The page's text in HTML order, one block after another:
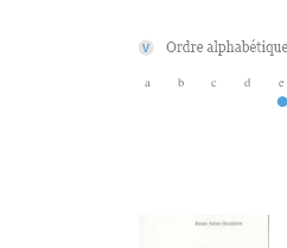
a b c d e